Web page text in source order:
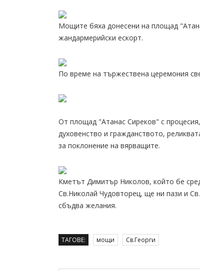
Мощите бяха донесени на площад
жандармерийски ескорт.
По време на тържествена церемония
От площад "Атанас Сиреков" с
духовенство и гражданството,
за поклонение на вярващите.
Кметът Димитър Николов, който бе
Св.Николай Чудовторец, ще ни пази и
сбъдва желания.
ТАГОВЕ: мощи Св.Георги